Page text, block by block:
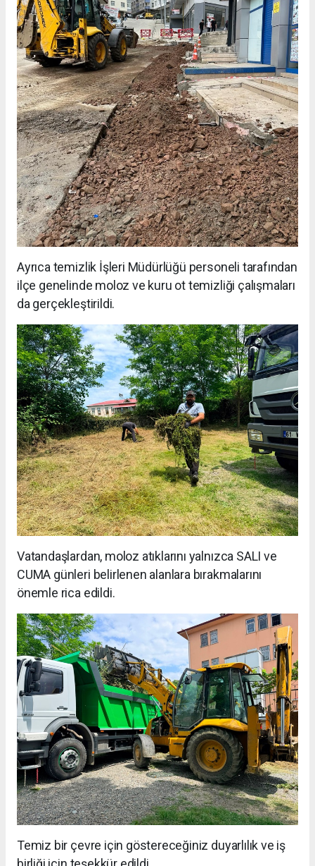
Ayrıca temizlik İşleri Müdürlüğü personeli tarafından
ilçe genelinde moloz ve kuru ot temizliği çalışmaları
da gerçekleştirildi.
Vatandaşlardan, moloz atıklarını yalnızca SALI ve
CUMA günleri belirlenen alanlara bırakmalarını
önemle rica edildi.
Temiz bir çevre için göstereceğiniz duyarlılık ve iş